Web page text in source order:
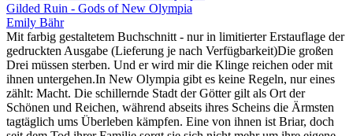
Gilded Ruin - Gods of New Olympia
Emily Bähr
Mit farbig gestaltetem Buchschnitt - nur in limitierter Erstauflage der
gedruckten Ausgabe (Lieferung je nach Verfügbarkeit)Die großen
Drei müssen sterben. Und er wird mir die Klinge reichen oder mit
ihnen untergehen.In New Olympia gibt es keine Regeln, nur eines
zählt: Macht. Die schillernde Stadt der Götter gilt als Ort der
Schönen und Reichen, während abseits ihres Scheins die Ärmsten
tagtäglich ums Überleben kämpfen. Eine von ihnen ist Briar, doch